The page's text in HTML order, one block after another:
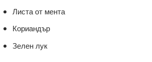
Листа от мента
Кориандър
Зелен лук